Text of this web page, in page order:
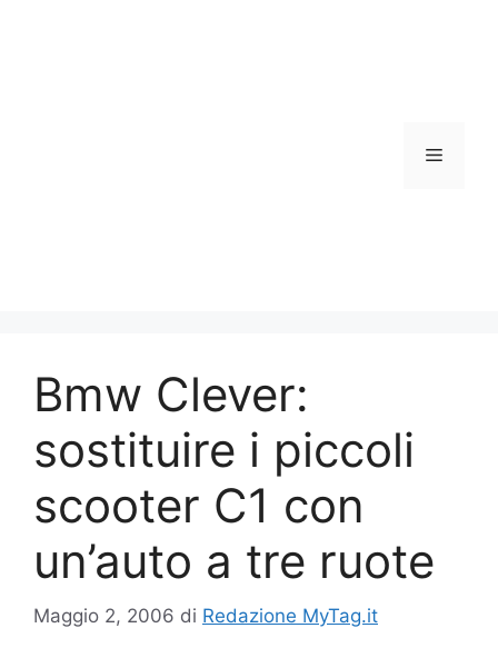
Menu
Bmw Clever:
sostituire i piccoli
scooter C1 con
un’auto a tre ruote
Maggio 2, 2006 di Redazione MyTag.it